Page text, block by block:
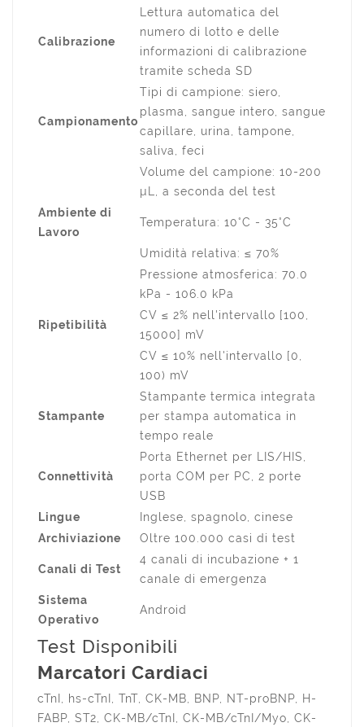
Calibrazione
Lettura automatica del
numero di lotto e delle
informazioni di calibrazione
tramite scheda SD
Campionamento
Tipi di campione: siero,
plasma, sangue intero, sangue
capillare, urina, tampone,
saliva, feci
Volume del campione: 10-200
µL, a seconda del test
Ambiente di
Lavoro
Temperatura: 10°C - 35°C
Umidità relativa: ≤ 70%
Pressione atmosferica: 70.0
kPa - 106.0 kPa
Ripetibilità
CV ≤ 2% nell'intervallo [100,
15000] mV
CV ≤ 10% nell'intervallo [0,
100) mV
Stampante
Stampante termica integrata
per stampa automatica in
tempo reale
Connettività
Porta Ethernet per LIS/HIS,
porta COM per PC, 2 porte
USB
Lingue
Inglese, spagnolo, cinese
Archiviazione
Oltre 100.000 casi di test
Canali di Test
4 canali di incubazione + 1
canale di emergenza
Sistema
Operativo
Android
Test Disponibili
Marcatori Cardiaci
cTnI, hs-cTnI, TnT, CK-MB, BNP, NT-proBNP, H-
FABP, ST2, CK-MB/cTnI, CK-MB/cTnI/Myo, CK-